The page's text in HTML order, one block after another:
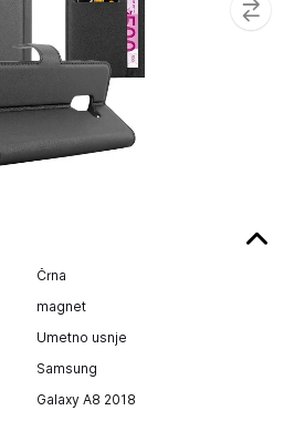
Črna
magnet
Umetno usnje
Samsung
Galaxy A8 2018